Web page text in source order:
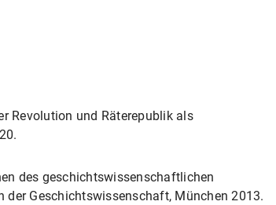
Revolution und Räterepublik als
des geschichtswissenschaftlichen
der Geschichtswissenschaft, München 2013.